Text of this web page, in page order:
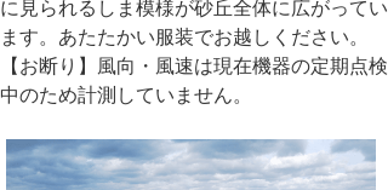
に見られるしま模様が砂丘全体に広がってい
ます。あたたかい服装でお越しください。
【お断り】風向・風速は現在機器の定期点検
中のため計測していません。